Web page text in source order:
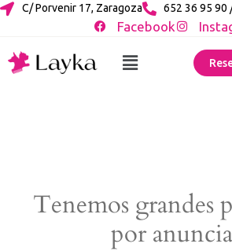
C/ Porvenir 17, Zaragoza 652 36 95 90
Facebook
Tenemos grandes
por